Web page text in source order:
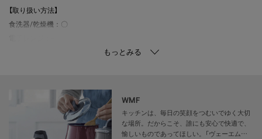
【取り扱い方法】
食洗器/乾燥機：〇
WMF
キッチンは、毎日の笑顔をつむいでゆく大切
な場所。だからこそ、誰にも安心で快適で、
愉しいものであってほしい。「ヴェーエムエ